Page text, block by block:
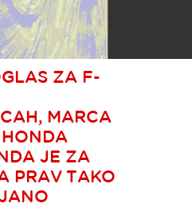
ZA F-
MARCA
JE ZA
PRAV TAKO